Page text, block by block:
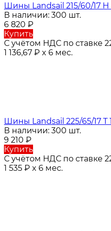
Шины Landsail 215/60/17
В наличии: 300 шт.
6 820 ₽
Купить
С учётом НДС по ставке
1 136,67 ₽ x 6 мес.
Шины Landsail 225/65/17 T
В наличии: 300 шт.
9 210 ₽
Купить
С учётом НДС по ставке
1 535 ₽ x 6 мес.